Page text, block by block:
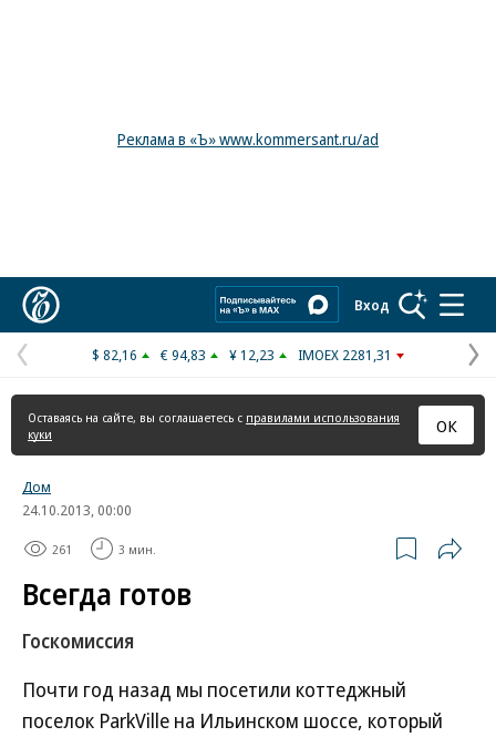
Реклама в «Ъ» www.kommersant.ru/ad
Вход
Предыдущая
страница
$ 82,16 € 94,83 ¥ 12,23 IMOEX 2281,31
Оставаясь на сайте, вы соглашаетесь с правилами использования
куки
ОК
Дом
24.10.2013, 00:00
261 3 мин.
Всегда готов
Госкомиссия
Почти год назад мы посетили коттеджный
поселок ParkVille на Ильинском шоссе, который